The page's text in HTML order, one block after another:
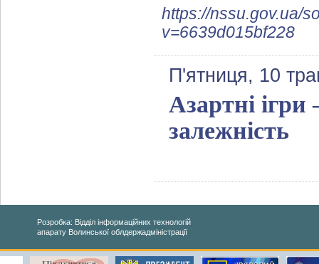
https://nssu.gov.ua/
v=6639d015bf228
П'ятниця, 10
Азартні ігри
залежність
Розробка: Відділ інформаційних технологій
апарату Волинської облдержадміністрації